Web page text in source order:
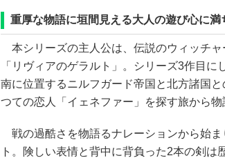
重厚な物語に垣間見える大人の遊び心に満
本シリーズの主人公は、伝説のウィッチャ
「リヴィアのゲラルト」。シリーズ3作目
南に位置するニルフガード帝国と北方諸国
つての恋人「イェネファー」を探す旅から物
戦の過酷さを物語るナレーションから始
ト。険しい表情と背中に背負った2本の剣